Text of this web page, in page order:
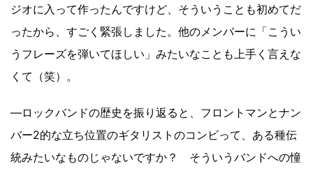
ジオに入って作ったんですけど、そういうことも初めてだ
ったから、すごく緊張しました。他のメンバーに「こうい
うフレーズを弾いてほしい」みたいなことも上手く言えな
くて（笑）。
―ロックバンドの歴史を振り返ると、フロントマンとナン
バー2的な立ち位置のギタリストのコンビって、ある種伝
統みたいなものじゃないですか？ そういうバンドへの憧